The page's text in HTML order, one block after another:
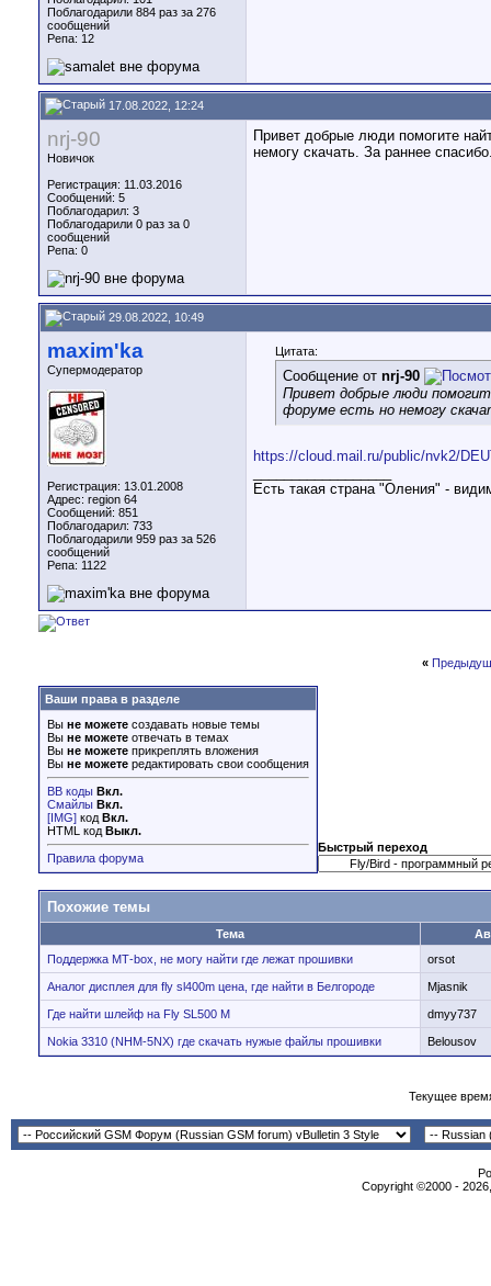
Поблагодарили 884 раз за 276
сообщений
Репа: 12
17.08.2022, 12:24
nrj-90
Новичок
Регистрация: 11.03.2016
Сообщений: 5
Поблагодарил: 3
Поблагодарили 0 раз за 0
сообщений
Репа: 0
Привет добрые люди помогите
немогу скачать. За раннее
29.08.2022, 10:49
maxim'ka
Супермодератор
Регистрация: 13.01.2008
Адрес: region 64
Сообщений: 851
Поблагодарил: 733
Поблагодарили 959 раз за 526
сообщений
Репа: 1122
Цитата:
Сообщение от nrj-90
Привет добрые люди
форуме есть но немогу
https://cloud.mail.ru/public/nvk2/
Есть такая страна "Оления" -
«
Ваши права в разделе
Вы не можете создавать новые темы
Вы не можете отвечать в темах
Вы не можете прикреплять вложения
Вы не можете редактировать свои сообщения
BB коды Вкл.
Смайлы Вкл.
[IMG] код Вкл.
HTML код Выкл.
Правила форума
Быстрый переход
Похожие темы
Тема
Поддержка МТ-box, не могу найти где лежат прошивки
orsot
Аналог дисплея для fly sl400m цена, где найти в Белгороде Mjasnik
Где найти шлейф на Fly SL500 M dmyy737
Nokia 3310 (NHM-5NX) где скачать нужые файлы прошивки Belousov
Текущее
Copyright ©2000 -